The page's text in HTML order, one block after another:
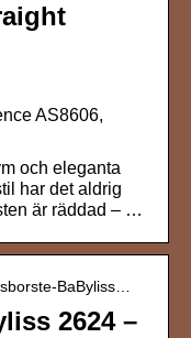
AS8606,
och eleganta
har det aldrig
är räddad – …
BaByliss…
2624 –